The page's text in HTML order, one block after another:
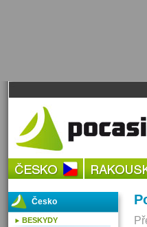
Česko
BESKYDY